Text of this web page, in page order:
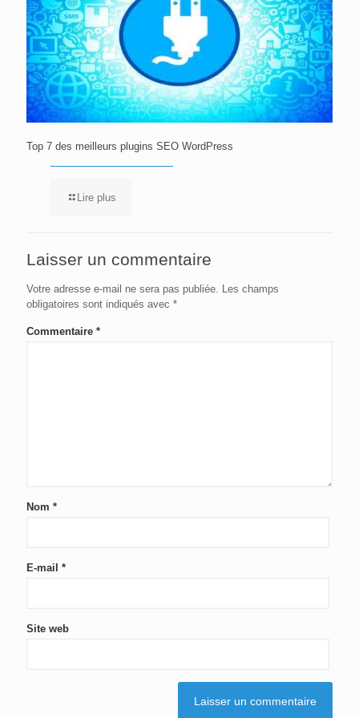
Top 7 des meilleurs plugins SEO WordPress
Lire plus
Laisser un commentaire
Votre adresse e-mail ne sera pas publiée. Les champs
obligatoires sont indiqués avec *
Commentaire *
Nom *
E-mail *
Site web